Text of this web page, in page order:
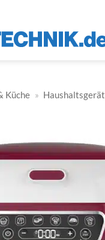
Küche »